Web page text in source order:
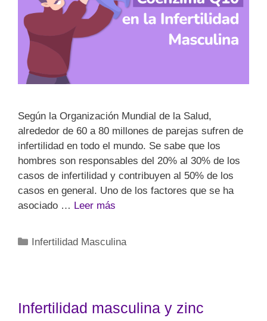
Según la Organización Mundial de la Salud,
alrededor de 60 a 80 millones de parejas sufren de
infertilidad en todo el mundo. Se sabe que los
hombres son responsables del 20% al 30% de los
casos de infertilidad y contribuyen al 50% de los
casos en general. Uno de los factores que se ha
asociado … Leer más
Infertilidad Masculina
Infertilidad masculina y zinc